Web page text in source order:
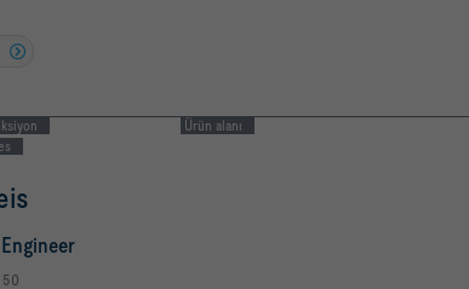
Ürün alanı
50